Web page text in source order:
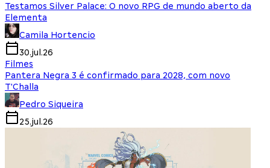
Testamos Silver Palace: O novo RPG de mundo aberto da
Elementa
Camila Hortencio
30.jul.26
Filmes
Pantera Negra 3 é confirmado para 2028, com novo
T'Challa
Pedro Siqueira
25.jul.26